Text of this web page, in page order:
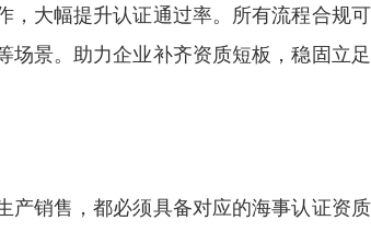
大幅提升认证通过率。所有流程合规
场景。助力企业补齐资质短板，稳固立
销售，都必须具备对应的海事认证资